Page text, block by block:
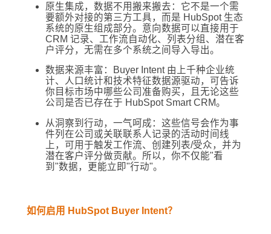
原生集成，数据不用搬来搬去：它不是一个需
要额外对接的第三方工具，而是 HubSpot 生态
系统的原生组成部分。意向数据可以直接用于
CRM 记录、工作流自动化、列表分组、潜在客
户评分，无需在多个系统之间导入导出。
数据来源丰富：Buyer Intent 由上千种企业统
计、人口统计和技术特征数据源驱动，可告诉
你目标市场中哪些公司准备购买，且无论这些
公司是否已存在于 HubSpot Smart CRM。
从洞察到行动，一气呵成：这些信号会作为事
件列在公司或关联联系人记录的活动时间线
上，可用于触发工作流、创建列表/受众，并为
潜在客户评分做贡献。所以，你不仅能"看
到"数据，更能立即"行动"。
如何启用 HubSpot Buyer Intent？